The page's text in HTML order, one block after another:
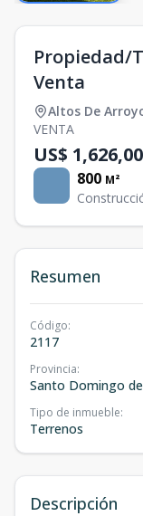
Propiedad/
Venta
Altos De
VENTA
US$
800 M²
Resumen
Código:
2117
Provincia:
Santo Domingo
Tipo de inmueble:
Terrenos
Descripción